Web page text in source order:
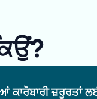
ਕਾਰੋਬਾਰੀ ਜ਼ਰੂਰਤਾਂ